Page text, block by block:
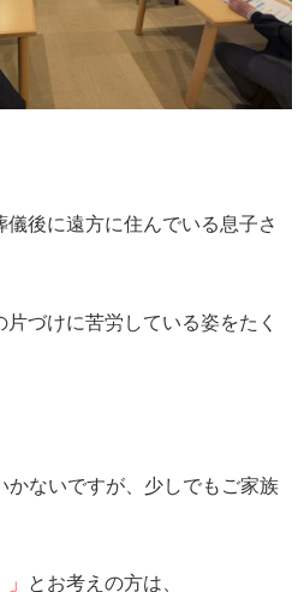
後に遠方に住んでいる息子さ
づけに苦労している姿をたく
かないですが、少しでもご家族
とお考えの方は、